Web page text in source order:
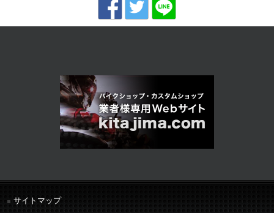
サイトマップ